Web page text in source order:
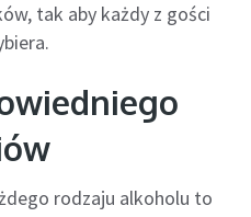
tak aby każdy z gości
rodzaju alkoholu to